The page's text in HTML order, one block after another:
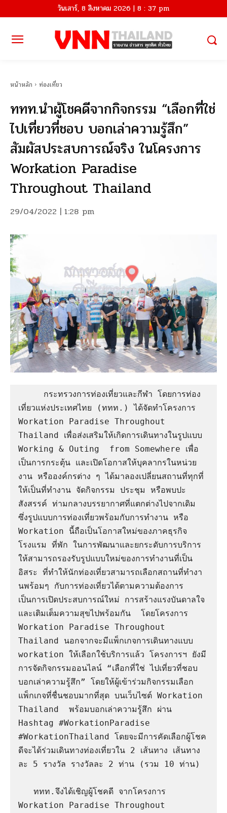
วันเสาร์, 8 สิงหาคม 2026 | 8 : 37 pm
หน้าหลัก ท่องเที่ยว
ททท.นำผู้โชคดีจากกิจกรรม “เลือกที่ใช่
ไปเที่ยวที่ชอบ บอกเล่าความรู้สึก”
สัมผัสประสบการณ์จริง ในโครงการ
Workation Paradise
Throughout Thailand
29/04/2022 | 1:28 pm
เที่ยวแห่งประเทศไทย (ททท.) ได้จัดทำโครงการ
Workation Paradise Throughout
Thailand เพื่อส่งเสริมให้เกิดการเดินทางในรูปแบบ
Working & Outing  from Somewhere เพื่อ
เป็นการกระตุ้น และเปิดโอกาสให้บุคลากรในหน่วย
งาน หรือองค์กรต่าง ๆ ได้มาลองเปลี่ยนสถานที่ทุกที่
ให้เป็นที่ทำงาน จัดกิจกรรม ประชุม หรือพบปะ
สังสรรค์ ท่ามกลางบรรยากาศที่แตกต่างไปจากเดิม
ซึ่งรูปแบบการท่องเที่ยวพร้อมกับการทำงาน หรือ
Workation นี้ถือเป็นโอกาสใหม่ของภาคธุรกิจ
โรงแรม ที่พัก ในการพัฒนาและยกระดับการบริการ
ให้สามารถรองรับรูปแบบใหม่ของการทำงานที่เป็น
อิสระ ที่ทำให้นักท่องเที่ยวสามารถเลือกสถานที่ทำงา
นพร้อมๆ กับการท่องเที่ยวได้ตามความต้องการ
เป็นการเปิดประสบการณ์ใหม่ การสร้างแรงบันดาลใจ
และเติมเต็มความสุขไปพร้อมกัน  โดยโครงการ
Workation Paradise Throughout
Thailand นอกจากจะมีแพ็กเกจการเดินทางแบบ
workation ให้เลือกใช้บริการแล้ว โครงการฯ ยังมี
การจัดกิจกรรมออนไลน์ “เลือกที่ใช่ ไปเที่ยวที่ชอบ
บอกเล่าความรู้สึก” โดยให้ผู้เข้าร่วมกิจกรรมเลือก
แพ็กเกจที่ชื่นชอบมากที่สุด บนเว็บไซต์ Workation
Thailand  พร้อมบอกเล่าความรู้สึก ผ่าน
Hashtag #WorkationParadise
#WorkationThailand โดยจะมีการคัดเลือกผู้โชค
ดีจะได้ร่วมเดินทางท่องเที่ยวใน 2 เส้นทาง เส้นทาง
ละ 5 รางวัล รางวัลละ 2 ท่าน (รวม 10 ท่าน)
Workation Paradise Throughout